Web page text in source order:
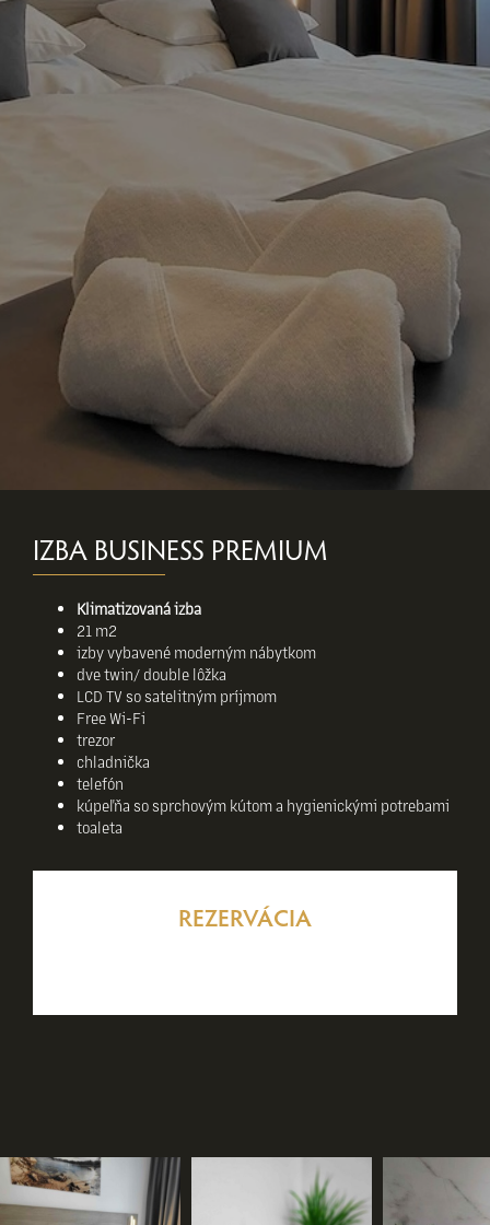
IZBA BUSINESS PREMIUM
Klimatizovaná izba
21 m2
izby vybavené moderným nábytkom
dve twin/ double lôžka
LCD TV so satelitným príjmom
Free Wi-Fi
trezor
chladnička
telefón
kúpeľňa so sprchovým kútom a hygienickými potrebami
toaleta
REZERVÁCIA